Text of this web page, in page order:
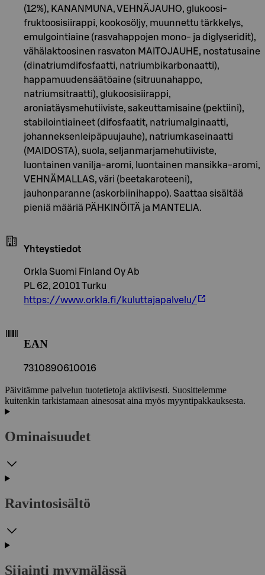
(12%), KANANMUNA, VEHNÄJAUHO, glukoosi-
fruktoosisiirappi, kookosöljy, muunnettu tärkkelys,
emulgointiaine (rasvahappojen mono- ja diglyseridit),
vähälaktoosinen rasvaton MAITOJAUHE, nostatusaine
(dinatriumdifosfaatti, natriumbikarbonaatti),
happamuudensäätöaine (sitruunahappo,
natriumsitraatti), glukoosisiirappi,
aroniatäysmehutiiviste, sakeuttamisaine (pektiini),
stabilointiaineet (difosfaatit, natriumalginaatti,
johanneksenleipäpuujauhe), natriumkaseinaatti
(MAIDOSTA), suola, seljanmarjamehutiiviste,
luontainen vanilja-aromi, luontainen mansikka-aromi,
VEHNÄMALLAS, väri (beetakaroteeni),
jauhonparanne (askorbiinihappo). Saattaa sisältää
pieniä määriä PÄHKINÖITÄ ja MANTELIA.
Yhteystiedot
Orkla Suomi Finland Oy Ab
PL 62, 20101 Turku
https://www.orkla.fi/kuluttajapalvelu/
EAN
7310890610016
Päivitämme palvelun tuotetietoja aktiivisesti. Suosittelemme
kuitenkin tarkistamaan ainesosat aina myös myyntipakkauksesta.
Ominaisuudet
Ravintosisältö
Sijainti myymälässä